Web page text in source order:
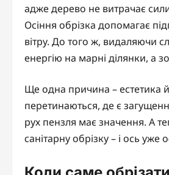
адже дерево не витрачає
Осіння обрізка допомагає
вітру. До того ж, видаляючи
енергію на марні ділянки, а
Ще одна причина – естетика й
перетинаються, де є
рух пензля має значення. А
санітарну обрізку – і ось